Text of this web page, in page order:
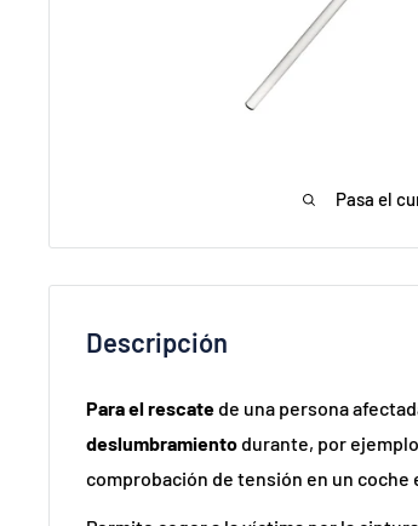
Pasa el
Descripción
Para el rescate de una persona
deslumbramiento durante, por
comprobación de tensión en un coche